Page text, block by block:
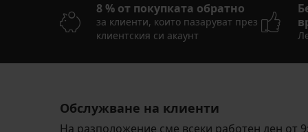
5 4,4
8 % от покупката обратно
за клиенти, които пазаруват през
клиентския си акаунт
Обслужване на клиенти
На разположение сме всеки работен ден от